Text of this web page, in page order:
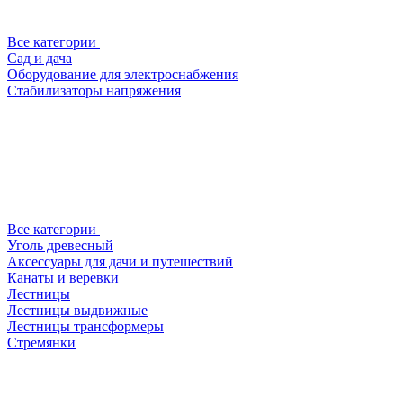
Все категории
Сад и дача
Оборудование для электроснабжения
Стабилизаторы напряжения
Все категории
Уголь древесный
Аксессуары для дачи и путешествий
Канаты и веревки
Лестницы
Лестницы выдвижные
Лестницы трансформеры
Стремянки